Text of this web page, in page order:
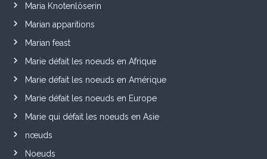
Maria Knotenlöserin
Marian apparitions
Marian feast
Marie défait les noeuds en Afrique
Marie défait les noeuds en Amérique
Marie défait les noeuds en Europe
Marie qui défait les noeuds en Asie
nœuds
Noeuds